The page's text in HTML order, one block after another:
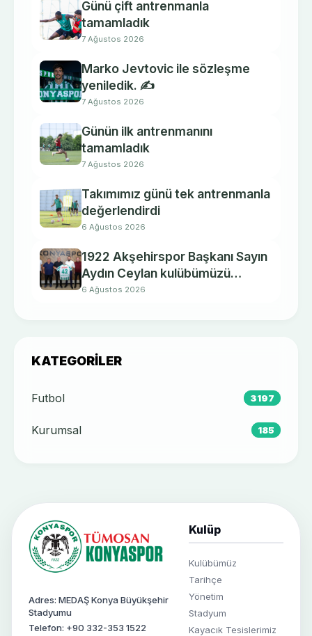
Günü çift antrenmanla
tamamladık
7 Ağustos 2026
Marko Jevtovic ile sözleşme
yeniledik. ✍️
7 Ağustos 2026
Günün ilk antrenmanını
tamamladık
7 Ağustos 2026
Takımımız günü tek antrenmanla
değerlendirdi
6 Ağustos 2026
1922 Akşehirspor Başkanı Sayın
Aydın Ceylan kulübümüzü
ziyaret etti.
6 Ağustos 2026
KATEGORILER
Futbol 3197
Kurumsal 185
Adres: MEDAŞ Konya Büyükşehir
Stadyumu
Telefon: +90 332-353 1522
Kulüp
Kulübümüz
Tarihçe
Yönetim
Stadyum
Kayacık Tesislerimiz